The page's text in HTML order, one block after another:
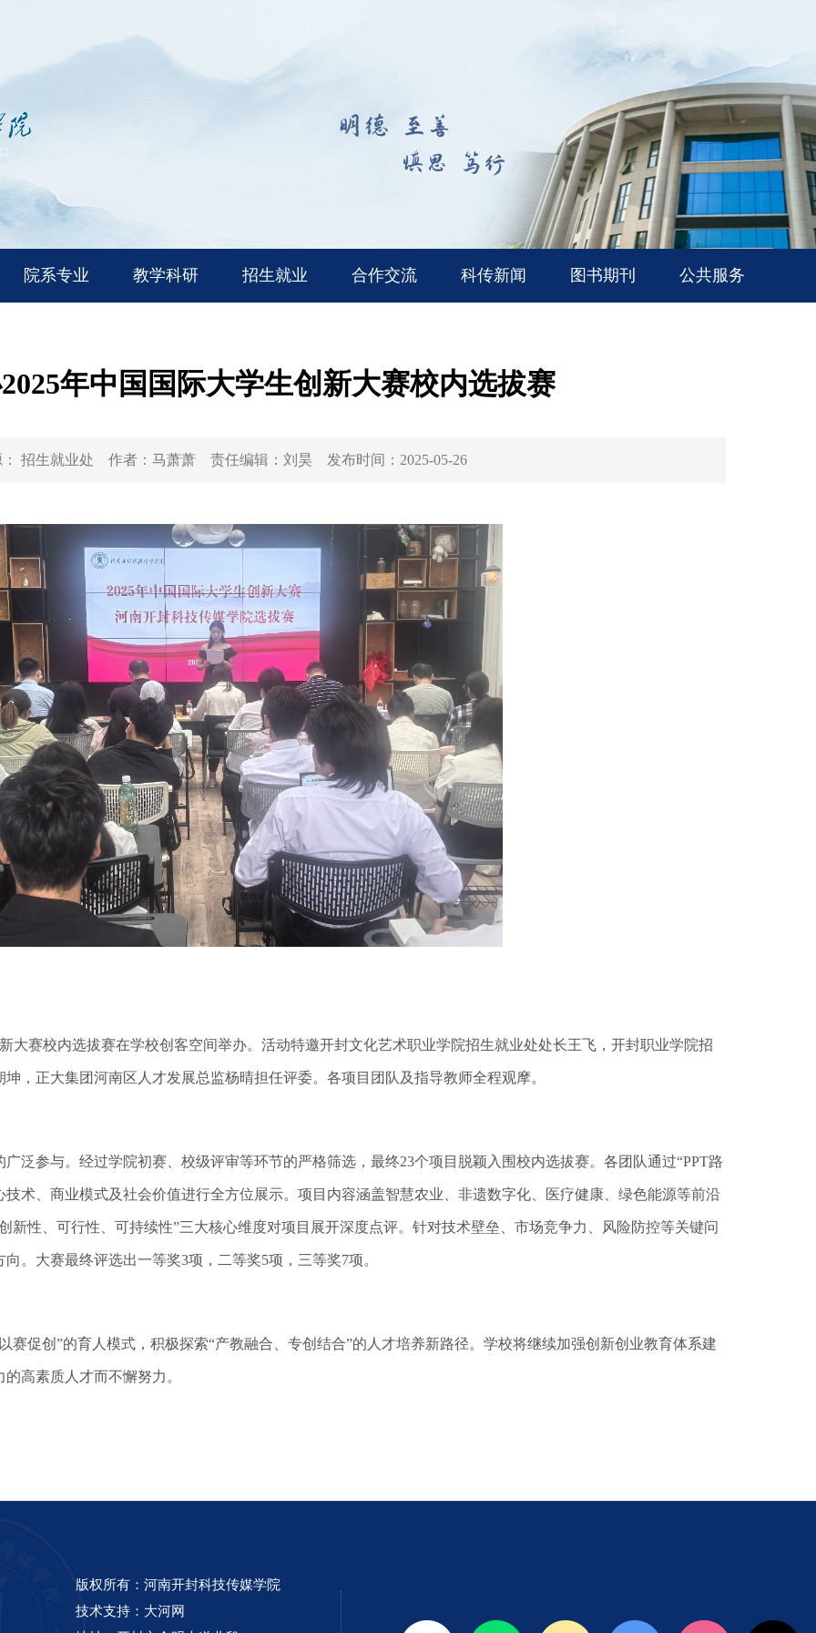
院系专业 教学科研 招生就业 合作交流 科传新闻 图书期刊 公共服务
年中国国际大学生创新大赛校内选拔赛
招生就业处 作者： 马萧萧 责任编辑： 刘昊 发布时间： 2025-05-26
赛校内选拔赛在学校创客空间举办。活动特邀开封文化艺术职业学院招生就业处处长王飞，开封职业学院招
，正大集团河南区人才发展总监杨晴担任评委。各项目团队及指导教师全程观摩。
参与。经过学院初赛、校级评审等环节的严格筛选，最终23个项目脱颖入围校内选拔赛。各团队通过“PPT路
术、商业模式及社会价值进行全方位展示。项目内容涵盖智慧农业、非遗数字化、医疗健康、绿色能源等前沿
新性、可行性、可持续性”三大核心维度对项目展开深度点评。针对技术壁垒、市场竞争力、风险防控等关键问
。大赛最终评选出一等奖3项，二等奖5项，三等奖7项。
创”的育人模式，积极探索“产教融合、专创结合”的人才培养新路径。学校将继续加强创新创业教育体系建
高素质人才而不懈努力。
版权所有：河南开封科技传媒学院
技术支持： 大河网